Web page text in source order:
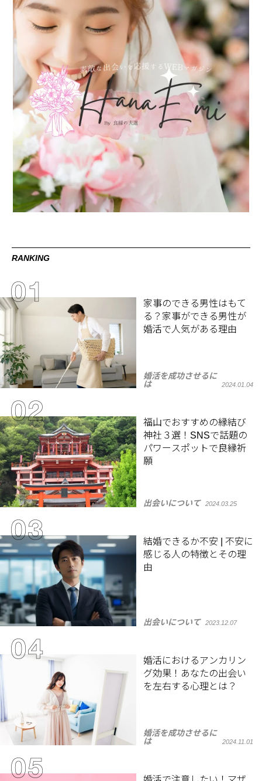
RANKING
家事のできる男性はもて
る？家事ができる男性が
婚活で人気がある理由
婚活を成功させるに
は
2024.01.04
福山でおすすめの縁結び
神社３選！SNSで話題の
パワースポットで良縁祈
願
出会いについて 2024.03.25
結婚できるか不安 | 不安に
感じる人の特徴とその理
由
出会いについて 2023.12.07
婚活におけるアンカリン
グ効果！あなたの出会い
を左右する心理とは？
婚活を成功させるに
は
2024.11.01